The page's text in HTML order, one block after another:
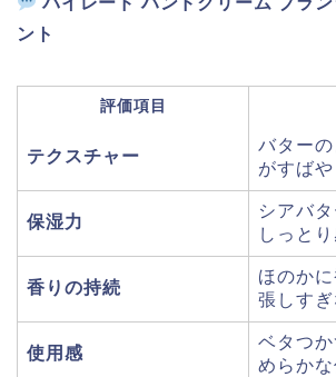
ント
評価項目
テクスチャー
バター
がすば
保湿力
シアバ
しっと
香りの持続
ほのか
張しすぎ
使用感
ベタつ
めらかな